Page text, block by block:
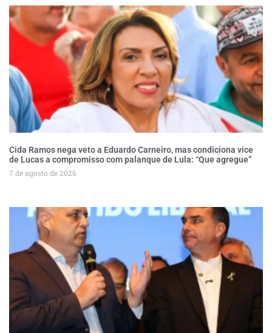
Cida Ramos nega veto a Eduardo Carneiro, mas condiciona vice
de Lucas a compromisso com palanque de Lula: “Que agregue”
7 de agosto de 2026